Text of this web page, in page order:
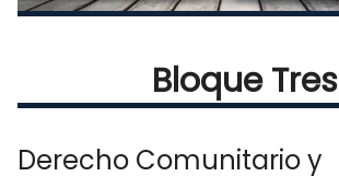
Bloque Tres
Derecho Comunitario y